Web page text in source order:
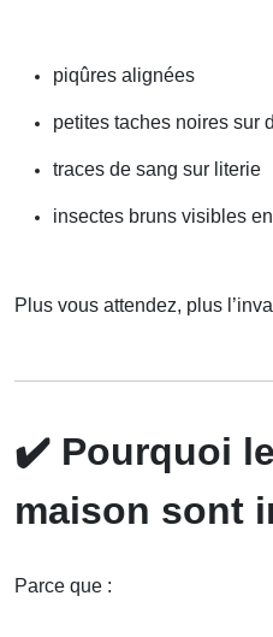
piqûres alignées
petites taches noires sur
traces de sang sur literie
insectes bruns visibles
Plus vous attendez, plus
✔️ Pourquoi
maison sont
Parce que :